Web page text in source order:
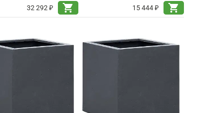
32 292 ₽
shopping_cart
15 444 ₽
shopping_cart